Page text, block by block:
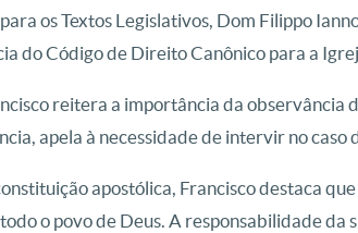
os Textos Legislativos, Dom Filippo
do Código de Direito Canônico para a
reitera a importância da observância
apela à necessidade de intervir no caso
apostólica, Francisco destaca
o povo de Deus. A responsabilidade da